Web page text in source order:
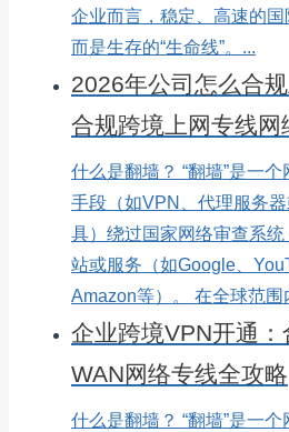
企业而言，稳定、高速的国
而是生存的“生命线”。...
2026年公司怎么合
合规跨境上网专线网
什么是翻墙？ “翻墙”是一
手段（如VPN、代理服务
具）绕过国家网络审查系
站或服务（如Google、
Amazon等）。 在全球范围
企业跨境VPN开通
WAN网络专线全攻略
什么是翻墙？ “翻墙”是一